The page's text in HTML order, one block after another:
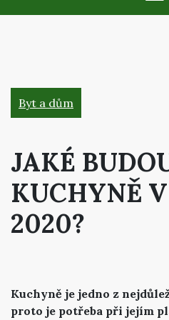
Byt a dům
JAKÉ
KUCHYNĚ
2020?
Kuchyně je jedno z
proto je potřeba při jejím